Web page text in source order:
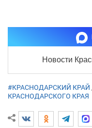
Новости
#КРАСНОДАРСКИЙ КРАЙ ,
КРАСНОДАРСКОГО КРАЯ